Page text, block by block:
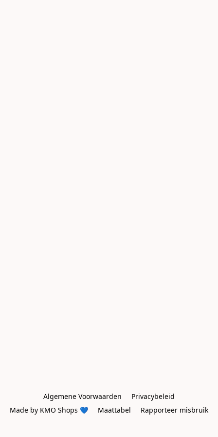
Algemene Voorwaarden
Privacybeleid
Made by KMO Shops 💙
Maattabel Rapporteer misbruik